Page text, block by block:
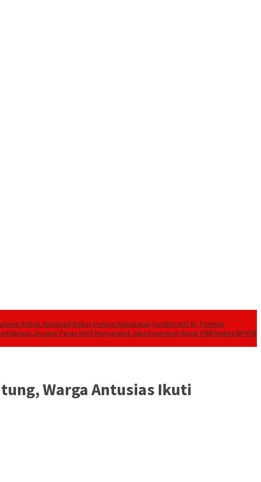
Rokok dan Botol Bekas Pemicu Kebakaran Sambut HUT RI, Pemkot
Dorong Peran Aktif Masyarakat Jaga Keamanan Bayar PBB hingga BPHTB
Warga Antusias Ikuti